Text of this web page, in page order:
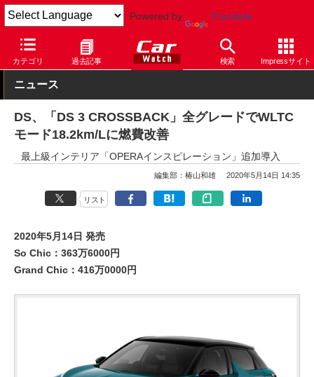
Powered by Translate
カテゴリ 過去記事 検索 Impressサイト
Car Watch 自動車 DS 3
ニュース
DS、「DS 3 CROSSBACK」全グレードでWLTC
モード18.2km/Lに燃費改善
最上級インテリア「OPERAインスピレーション」追加導入
編集部：椿山和雄 2020年5月14日 14:35
リスト
2020年5月14日 発売
So Chic：363万6000円
Grand Chic：416万0000円